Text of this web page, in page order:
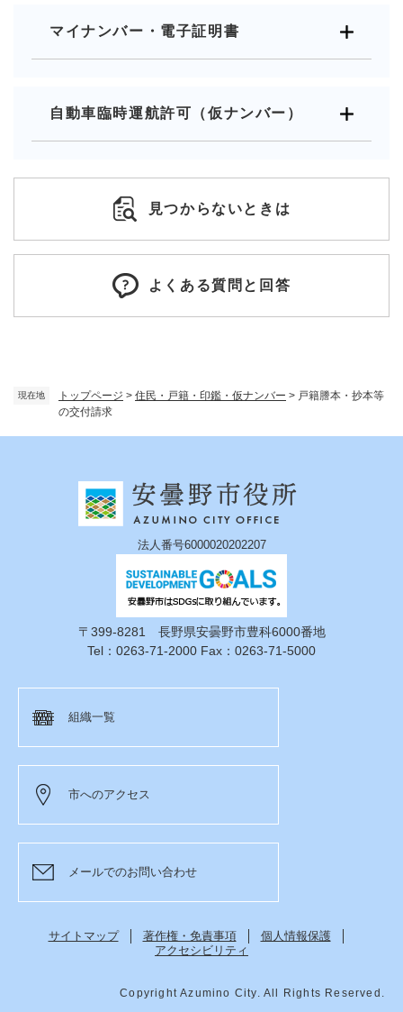
現在地 トップページ > 住民・戸籍・印鑑・仮ナンバー > 戸籍謄本・抄本等
の交付請求
マイナンバー・電子証明書
自動車臨時運航許可（仮ナンバー）
見つからないときは
よくある質問と回答
法人番号6000020202207
〒399-8281 長野県安曇野市豊科6000番地
Tel：0263-71-2000 Fax：0263-71-5000
組織一覧
市へのアクセス
メールでのお問い合わせ
サイトマップ 著作権・免責事項
個人情報保護
アクセシビリティ
Copyright Azumino City. All Rights Reserved.